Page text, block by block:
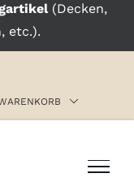
(Decken,
etc.).